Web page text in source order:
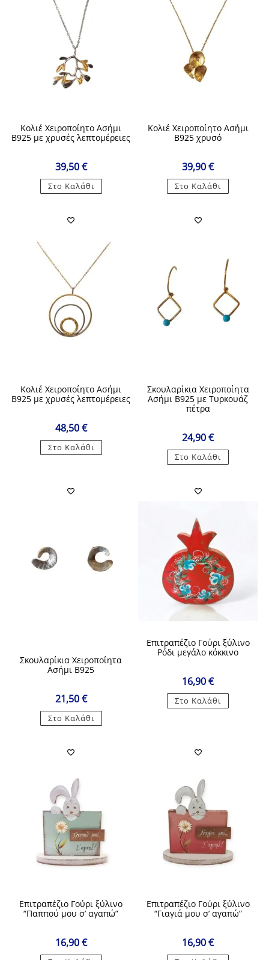
Κολιέ Χειροποίητο Ασήμι
Β925 με χρυσές λεπτομέρειες
39,50€
Στο Καλάθι
Κολιέ Χειροποίητο Ασήμι
Β925 χρυσό
39,90€
Στο Καλάθι
Κολιέ Χειροποίητο Ασήμι
Β925 με χρυσές λεπτομέρειες
48,50€
Στο Καλάθι
Σκουλαρίκια Χειροποίητα
Ασήμι Β925 με Τυρκουάζ
πέτρα
24,90€
Στο Καλάθι
Σκουλαρίκια Χειροποίητα
Ασήμι Β925
21,50€
Στο Καλάθι
Επιτραπέζιο Γούρι ξύλινο
Ρόδι μεγάλο κόκκινο
16,90€
Στο Καλάθι
Επιτραπέζιο Γούρι ξύλινο
“Παππού μου σ’ αγαπώ”
16,90€
Επιτραπέζιο Γούρι ξύλινο
“Γιαγιά μου σ’ αγαπώ”
16,90€